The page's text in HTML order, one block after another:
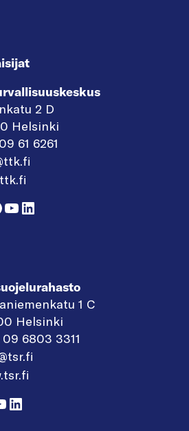
2 D
Helsinki
61 6261
YouTube
LinkedIn
1 C
Helsinki
09 6803 3311
LinkedIn